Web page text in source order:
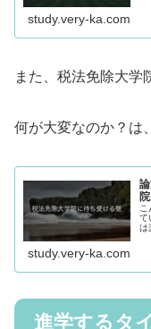
study.very-ka.com
また、税法免除大学
何が大変なのか？は
て
は
study.very-ka.com
進学するタ